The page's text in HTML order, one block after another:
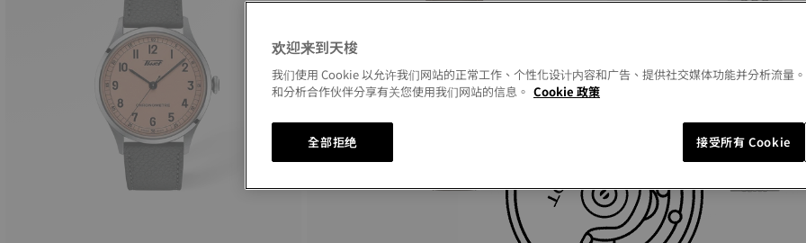
欢迎来到天梭
我们使用 Cookie 以允许我们网站的正常工作、个性化设计内容和广告、提供社交媒体功能并分析流量
和分析合作伙伴分享有关您使用我们网站的信息。 Cookie 政策
全部拒绝 接受所有 Cookie